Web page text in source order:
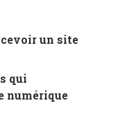
un site
qui
numérique